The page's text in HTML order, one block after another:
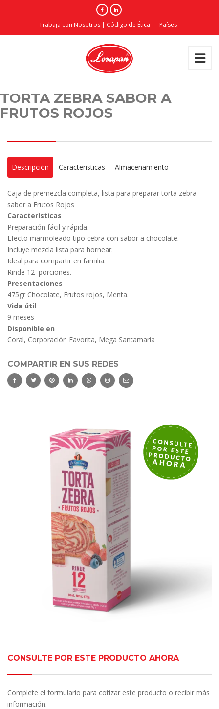
Trabaja con Nosotros | Código de Ética | Países
TORTA ZEBRA SABOR A
FRUTOS ROJOS
Descripción Características Almacenamiento
Caja de premezcla completa, lista para preparar torta zebra
sabor a Frutos Rojos
Características
Preparación fácil y rápida.
Efecto marmoleado tipo cebra con sabor a chocolate.
Incluye mezcla lista para hornear.
Ideal para compartir en familia.
Rinde 12 porciones.
Presentaciones
475gr Chocolate, Frutos rojos, Menta.
Vida útil
9 meses
Disponible en
Coral, Corporación Favorita, Mega Santamaria
COMPARTIR EN SUS REDES
CONSULTE POR ESTE PRODUCTO AHORA
Complete el formulario para cotizar este producto o recibir más
información.